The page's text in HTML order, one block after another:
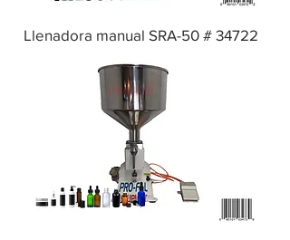
Llenadora manual SRA-50 # 34722